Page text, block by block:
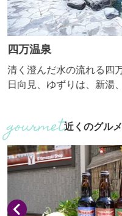
四万温泉
清く澄んだ水の流れる四
日向見、ゆずりは、新湯
には、「四万（よんまん
泉」ということからこの
の言い伝えがあります。
うな湯の特徴は、炭酸水
泉、硫黄泉を併せ持つ「
質」。クレンジング、デ
近くのグル